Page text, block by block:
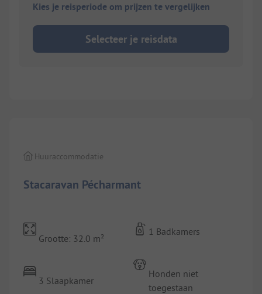
Kies je reisperiode om prijzen te vergelijken
Selecteer je reisdata
Stacaravan Pécharmant
Huuraccommodatie
Grootte: 32.0 m²
3 Slaapkamer
1 Badkamers
Honden niet
toegestaan